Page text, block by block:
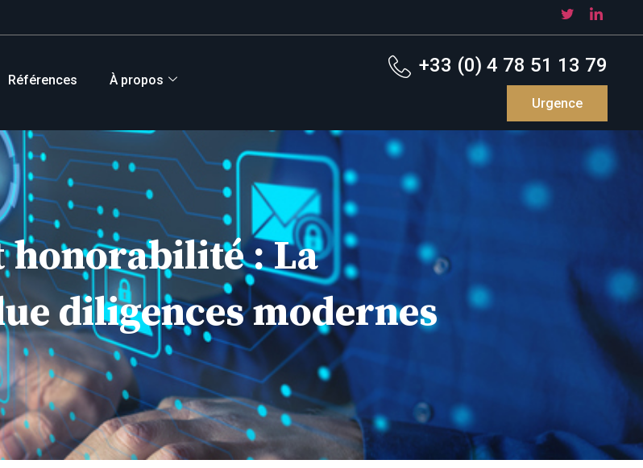
Références
À propos
+33 (0) 4 78 51 13 79
Urgence
honorabilité : La
diligences modernes